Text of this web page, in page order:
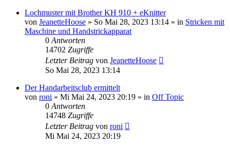
Lochmuster mit Brother KH 910 + eKnitter
von JeanetteHoose » So Mai 28, 2023 13:14 » in Stricken mit
Maschine und Handstrickapparat
0 Antworten
14702 Zugriffe
Letzter Beitrag von JeanetteHoose
So Mai 28, 2023 13:14
Der Handarbeitsclub ermittelt
von roni » Mi Mai 24, 2023 20:19 » in Off Topic
0 Antworten
14748 Zugriffe
Letzter Beitrag von roni
Mi Mai 24, 2023 20:19